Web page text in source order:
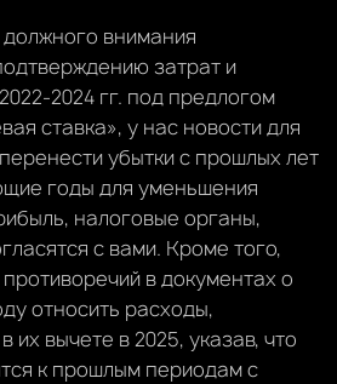
внимания
затрат и
2024 гг. под предлогом
ставка», у нас новости для
убытки с прошлых лет
годы для уменьшения
налоговые органы,
с вами. Кроме того,
в документах о
относить расходы,
их вычете в 2025, указав, что
к прошлым периодам с